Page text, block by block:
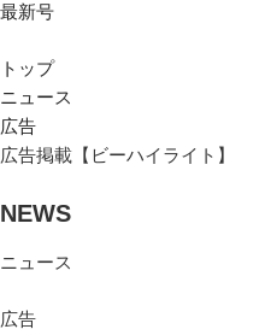
最新号
トップ
ニュース
広告
広告掲載【ビーハイライト】
NEWS
ニュース
広告